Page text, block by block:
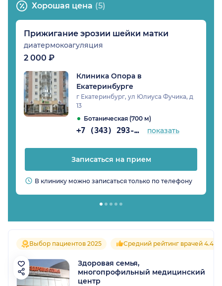
Хорошая цена (5)
Прижигание эрозии шейки матки
диатермокоагуляция
2 000 ₽
Клиника Опора в
Екатеринбурге
г Екатеринбург, ул Юлиуса Фучика, д
13
Ботаническая (700 м)
+7 (343) 293-30-62 показать
Записаться на прием
В клинику можно записаться только по телефону
Выбор пациентов 2025 Средний рейтинг врачей 4.4
Здоровая семья,
многопрофильный медицинский
центр